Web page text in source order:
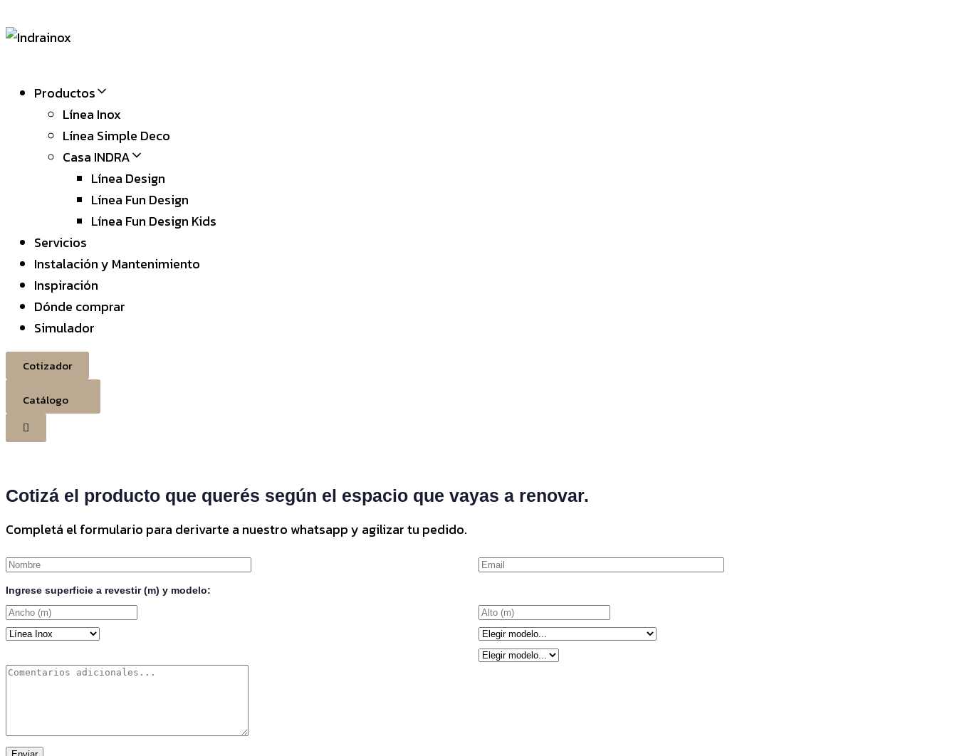
Productos
Línea Inox
Línea Simple Deco
Casa INDRA
Línea Design
Línea Fun Design
Línea Fun Design Kids
Servicios
Instalación y Mantenimiento
Inspiración
Dónde comprar
Simulador
Cotizador
Catálogo
Cotizá el producto que querés según el espacio que vayas a renovar.
Completá el formulario para derivarte a nuestro whatsapp y agilizar tu pedido.
Ingrese superficie a revestir (m) y modelo: